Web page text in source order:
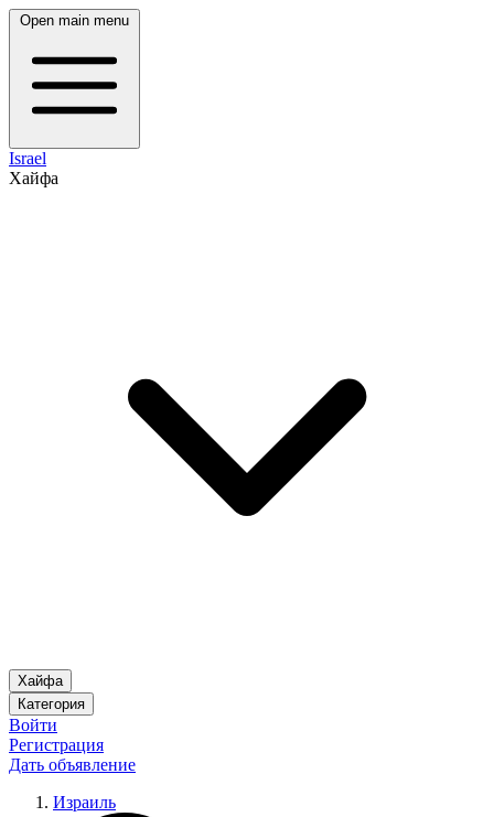
Open main menu
Israel
Хайфа
Хайфа
Категория
Войти
Регистрация
Дать объявление
Израиль